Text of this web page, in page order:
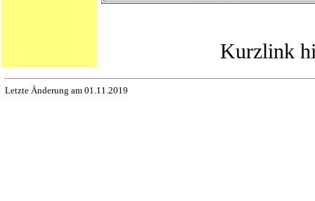
Kurzlink
Letzte Änderung am 01.11.2019